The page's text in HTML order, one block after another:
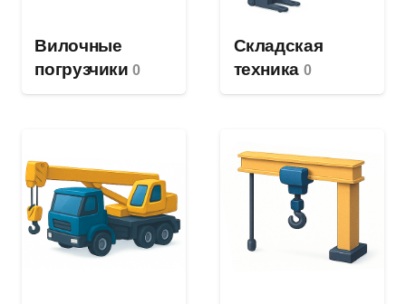
Вилочные
погрузчики0
Складская
техника 0